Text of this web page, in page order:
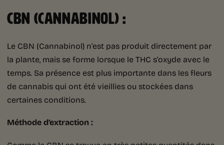
CBN (CANNABINOL) :
Le CBN (Cannabinol) n’est pas produit directement par
la plante, mais se forme lorsque le THC s’oxyde avec le
temps. Sa présence est plus importante dans les fleurs
de cannabis qui ont été vieillies ou stockées dans
certaines conditions.
Méthode d’extraction :